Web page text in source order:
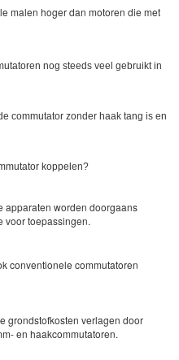
malen hoger dan motoren die met
nog steeds veel gebruikt in
commutator zonder haak tang is en
koppelen?
apparaten worden doorgaans
voor toepassingen.
conventionele commutatoren
grondstofkosten verlagen door
en haakcommutatoren.